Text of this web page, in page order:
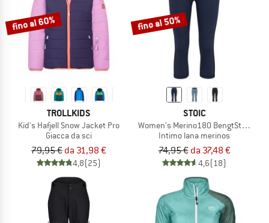
fino al 60%
TROLLKIDS
Kid's Hafjell Snow Jacket Pro
Giacca da sci
79,95 € da 31,98 €
4,8(25)
fino al 50%
STOIC
Women's Merino180 BengtSt. 3/4
Intimo lana merinos
74,95 € da 37,48 €
4,6(18)